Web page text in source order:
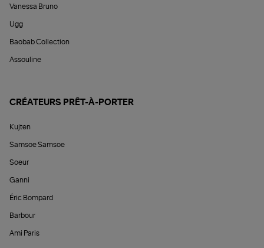
Vanessa Bruno
Ugg
Baobab Collection
Assouline
CRÉATEURS PRÊT-À-PORTER
Kujten
Samsoe Samsoe
Soeur
Ganni
Éric Bompard
Barbour
Ami Paris